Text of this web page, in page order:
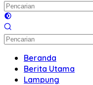
Beranda
Berita Utama
Lampung